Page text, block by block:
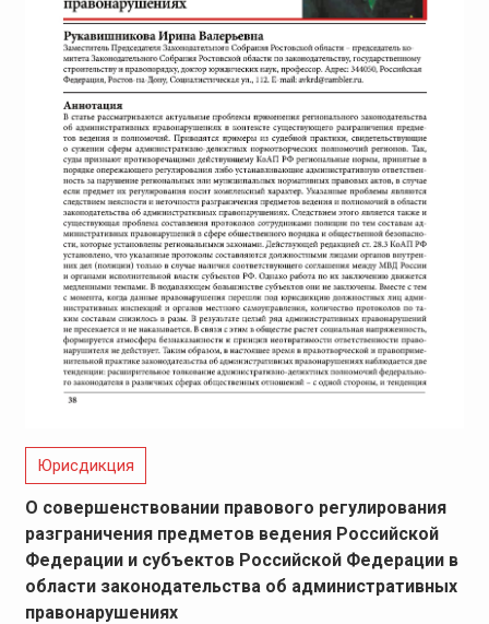
Юрисдикция
О совершенствовании правового регулирования
разграничения предметов ведения Российской
Федерации и субъектов Российской Федерации в
области законодательства об административных
правонарушениях